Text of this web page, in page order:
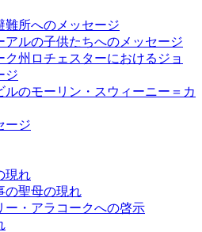
難所へのメッセージ
ルの子供たちへのメッセージ
州ロチェスターにおけるジョ
ジ
のモーリン・スウィーニー＝カ
ージ
現れ
の聖母の現れ
ー・アラコークへの啓示